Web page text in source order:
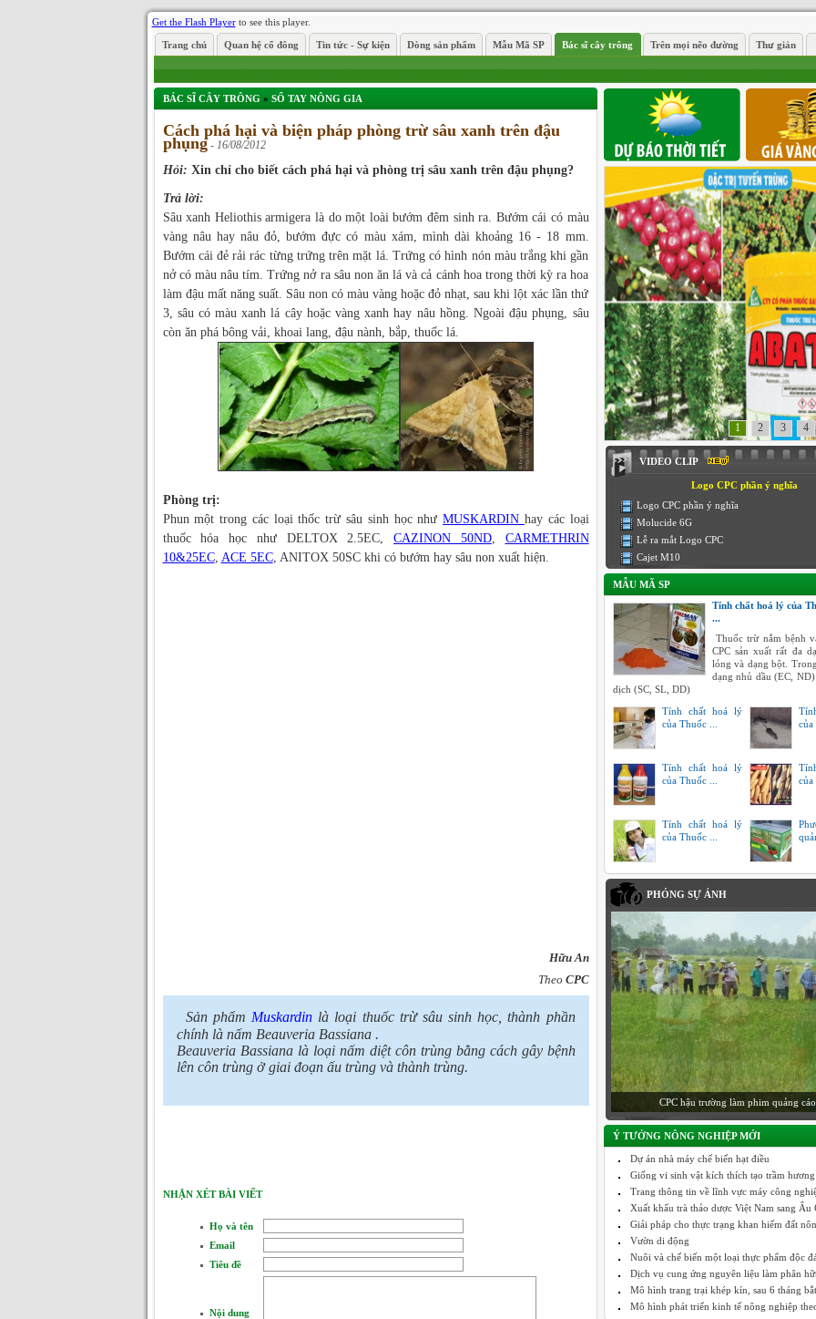
Get the Flash Playerto see this player.
Trang chủ Quan hệ cổ đông Tin tức - Sự kiện Dòng sản phẩm Mẫu Mã SP Bác sĩ cây trông Trên mọi nẽo đường Thư giản
BÁC SĨ CÂY TRÔNG » SỔ TAY NÔNG GIA
Cách phá hại và biện pháp phòng trừ sâu xanh trên đậu
phụng- 16/08/2012
Hỏi: Xin chỉ cho biết cách phá hại và phòng trị sâu xanh trên đậu phụng?
Trả lời:
Sâu xanh Heliothis armigera là do một loài bướm đêm sinh ra. Bướm cái có màu
vàng nâu hay nâu đỏ, bướm đực có màu xám, mình dài khoảng 16 - 18 mm.
Bướm cái đẻ rải rác từng trứng trên mặt lá. Trứng có hình nón màu trắng khi gần
nở có màu nâu tím. Trứng nở ra sâu non ăn lá và cả cánh hoa trong thời kỳ ra hoa
làm đậu mất năng suất. Sâu non có màu vàng hoặc đỏ nhạt, sau khi lột xác lần thứ
3, sâu có màu xanh lá cây hoặc vàng xanh hay nâu hồng. Ngoài đậu phụng, sâu
còn ăn phá bông vải, khoai lang, đậu nành, bắp, thuốc lá.
Phòng trị:
Phun một trong các loại thốc trừ sâu sinh học nhưMUSKARDIN hay các loại
thuốc hóa học như DELTOX 2.5EC, CAZINON 50ND, CARMETHRIN
10&25EC, ACE 5EC, ANITOX 50SC khi có bướm hay sâu non xuất hiện.
Hữu An
Theo CPC
Sản phẩm Muskardin là loại thuốc trừ sâu sinh học, thành phần
chính là nấm Beauveria Bassiana .
Beauveria Bassiana là loại nấm diệt côn trùng bằng cách gây bệnh
lên côn trùng ở giai đoạn ấu trùng và thành trùng.
NHẬN XÉT BÀI VIẾT
Họ và tên
Email
Tiêu đề
Nội dung
1 2 3 4
VIDEO CLIP
Logo CPC phần ý nghĩa
Logo CPC phần ý nghĩa
Molucide 6G
Lễ ra mắt Logo CPC
Cajet M10
MẪU MÃ SP
Tính chất hoá lý của
...
Thuốc trừ nắm bệnh
CPC sản xuất rất đa
lỏng và dạng bột.
dạng nhủ dầu (EC,
dịch (SC, SL, DD)
Tính chất hoá lý
của Thuốc ...
của
Tính chất hoá lý
của Thuốc ...
của
Tính chất hoá lý
của Thuốc ...
PHÓNG SỰ ẢNH
CPC hậu trường làm phim quảng cáo
Ý TƯỞNG NÔNG NGHIỆP MỚI
Dự án nhà máy chế biến hạt điều
Giống vi sinh vật kích thích tạo trầm hương
Trang thông tin về lĩnh vực máy công
Xuất khẩu trà thảo dược Việt Nam sang Âu
Giải pháp cho thực trạng khan hiếm đất
Vườn di động
Nuôi và chế biến một loại thực phẩm độc
Dịch vụ cung ứng nguyên liệu làm phân
Mô hình trang trại khép kín, sau 6 tháng bắt
Mô hình phát triển kinh tế nông nghiệp